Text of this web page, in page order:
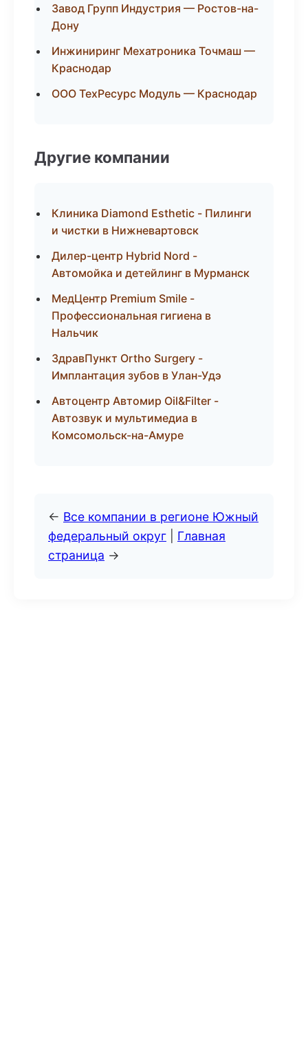
Завод Групп Индустрия — Ростов-на-
Дону
Инжиниринг Мехатроника Точмаш —
Краснодар
ООО ТехРесурс Модуль — Краснодар
Другие компании
Клиника Diamond Esthetic - Пилинги
и чистки в Нижневартовск
Дилер-центр Hybrid Nord -
Автомойка и детейлинг в Мурманск
МедЦентр Premium Smile -
Профессиональная гигиена в
Нальчик
ЗдравПункт Ortho Surgery -
Имплантация зубов в Улан-Удэ
Автоцентр Автомир Oil&Filter -
Автозвук и мультимедиа в
Комсомольск-на-Амуре
← Все компании в регионе Южный
федеральный округ
Главная
страница →